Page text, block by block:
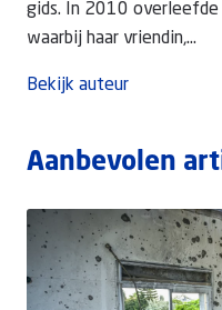
gids. In 2010 overleefde
waarbij haar vriendin,...
Bekijk auteur
Aanbevolen